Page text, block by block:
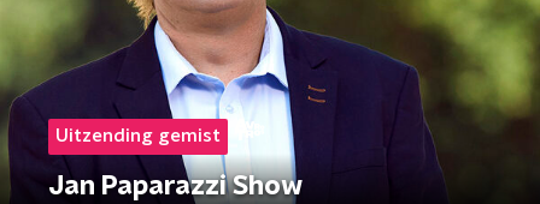
Uitzending gemist
Jan Paparazzi Show